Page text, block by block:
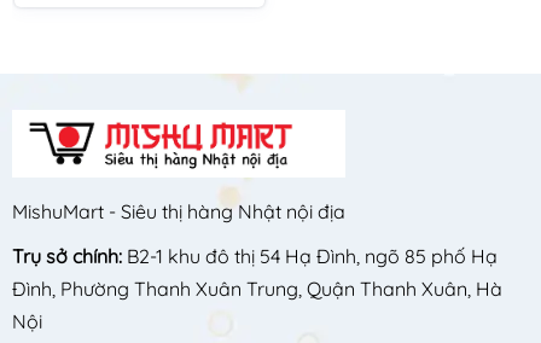
MishuMart - Siêu thị hàng Nhật nội địa
Trụ sở chính: B2-1 khu đô thị 54 Hạ Đình, ngõ 85 phố Hạ
Đình, Phường Thanh Xuân Trung, Quận Thanh Xuân, Hà
Nội